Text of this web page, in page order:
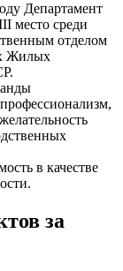
Департамент
место среди
отделом
Жилых
в качестве
за